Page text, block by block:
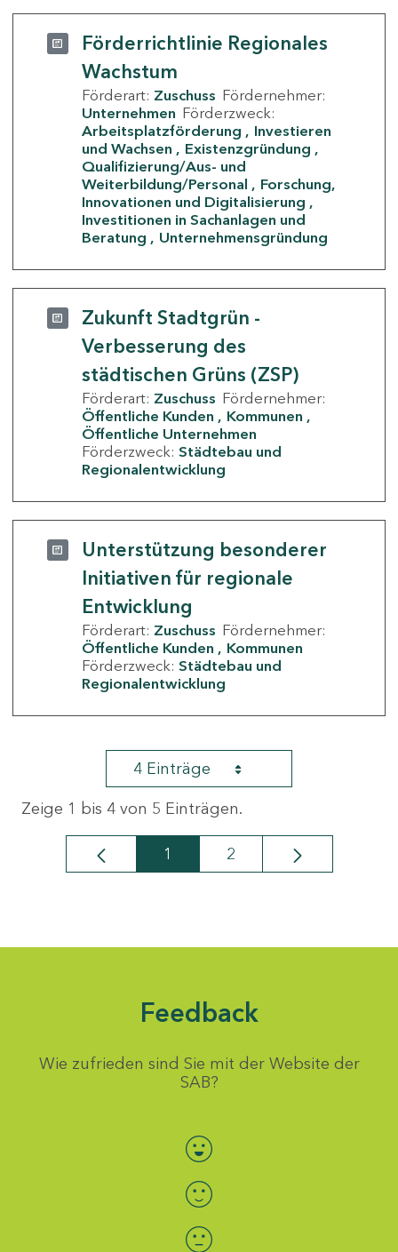
Förderrichtlinie Regionales
Wachstum
Förderart: Zuschuss Fördernehmer:
Unternehmen Förderzweck:
Arbeitsplatzförderung
Investieren
und Wachsen
Existenzgründung
Qualifizierung/Aus- und
Weiterbildung/Personal
Forschung,
Innovationen und Digitalisierung
Investitionen in Sachanlagen und
Beratung
Unternehmensgründung
Zukunft Stadtgrün -
Verbesserung des
städtischen Grüns (ZSP)
Förderart: Zuschuss Fördernehmer:
Öffentliche Kunden
Kommunen
Öffentliche Unternehmen
Förderzweck: Städtebau und
Regionalentwicklung
Unterstützung besonderer
Initiativen für regionale
Entwicklung
Förderart: Zuschuss Fördernehmer:
Öffentliche Kunden
Kommunen
Förderzweck: Städtebau und
Regionalentwicklung
4 Einträge
Zeige 1 bis 4 von 5 Einträgen.
Seite
1 Seite
2
Feedback
Wie zufrieden sind Sie mit der Website der
SAB?
Bewertung auswählen